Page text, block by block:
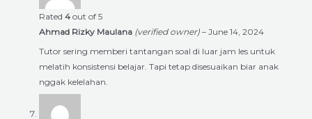
Rated 4 out of 5
Ahmad Rizky Maulana (verified owner) – June 14, 2024
Tutor sering memberi tantangan soal di luar jam les untuk
melatih konsistensi belajar. Tapi tetap disesuaikan biar anak
nggak kelelahan.